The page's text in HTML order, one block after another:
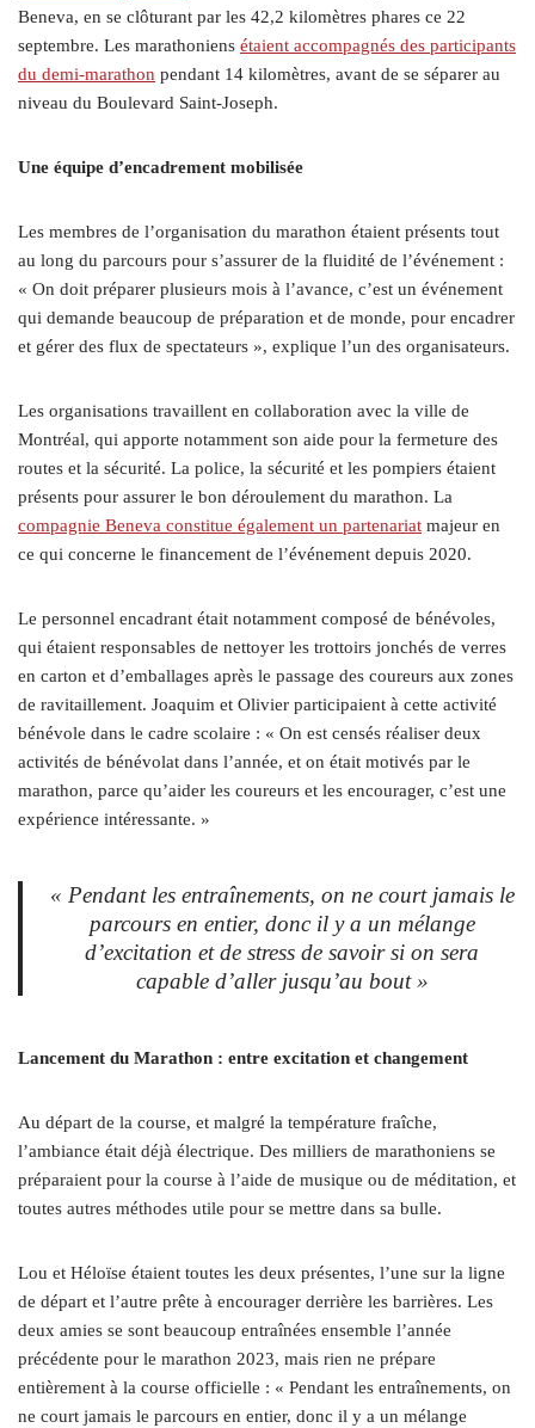
Beneva, en se clôturant par les 42,2 kilomètres phares ce 22
septembre. Les marathoniens étaient accompagnés des participants
du demi-marathon pendant 14 kilomètres, avant de se séparer au
niveau du Boulevard Saint-Joseph.
Une équipe d’encadrement mobilisée
Les membres de l’organisation du marathon étaient présents tout
au long du parcours pour s’assurer de la fluidité de l’événement :
« On doit préparer plusieurs mois à l’avance, c’est un événement
qui demande beaucoup de préparation et de monde, pour encadrer
et gérer des flux de spectateurs », explique l’un des organisateurs.
Les organisations travaillent en collaboration avec la ville de
Montréal, qui apporte notamment son aide pour la fermeture des
routes et la sécurité. La police, la sécurité et les pompiers étaient
présents pour assurer le bon déroulement du marathon. La
compagnie Beneva constitue également un partenariat majeur en
ce qui concerne le financement de l’événement depuis 2020.
Le personnel encadrant était notamment composé de bénévoles,
qui étaient responsables de nettoyer les trottoirs jonchés de verres
en carton et d’emballages après le passage des coureurs aux zones
de ravitaillement. Joaquim et Olivier participaient à cette activité
bénévole dans le cadre scolaire : « On est censés réaliser deux
activités de bénévolat dans l’année, et on était motivés par le
marathon, parce qu’aider les coureurs et les encourager, c’est une
expérience intéressante. »
« Pendant les entraînements, on ne court jamais le
parcours en entier, donc il y a un mélange
d’excitation et de stress de savoir si on sera
capable d’aller jusqu’au bout »
Lancement du Marathon : entre excitation et changement
Au départ de la course, et malgré la température fraîche,
l’ambiance était déjà électrique. Des milliers de marathoniens se
préparaient pour la course à l’aide de musique ou de méditation, et
toutes autres méthodes utile pour se mettre dans sa bulle.
Lou et Héloïse étaient toutes les deux présentes, l’une sur la ligne
de départ et l’autre prête à encourager derrière les barrières. Les
deux amies se sont beaucoup entraînées ensemble l’année
précédente pour le marathon 2023, mais rien ne prépare
entièrement à la course officielle : « Pendant les entraînements, on
ne court jamais le parcours en entier, donc il y a un mélange